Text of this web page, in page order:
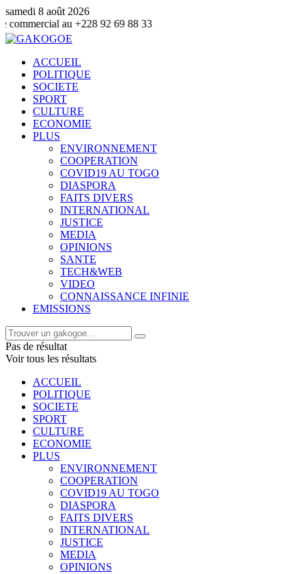
samedi 8 août 2026
+228 92 69 88 33
ACCUEIL
POLITIQUE
SOCIETE
SPORT
CULTURE
ECONOMIE
PLUS
ENVIRONNEMENT
COOPERATION
COVID19 AU TOGO
DIASPORA
FAITS DIVERS
INTERNATIONAL
JUSTICE
MEDIA
OPINIONS
SANTE
TECH&WEB
VIDEO
CONNAISSANCE INFINIE
EMISSIONS
Pas de résultat
Voir tous les résultats
ACCUEIL
POLITIQUE
SOCIETE
SPORT
CULTURE
ECONOMIE
PLUS
ENVIRONNEMENT
COOPERATION
COVID19 AU TOGO
DIASPORA
FAITS DIVERS
INTERNATIONAL
JUSTICE
MEDIA
OPINIONS